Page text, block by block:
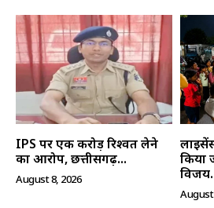
हमसे जुड़े
IPS पर एक करोड़ रिश्वत लेने
का आरोप, छत्तीसगढ़...
August 8, 2026
किया
August